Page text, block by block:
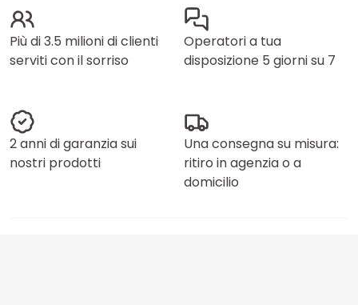
Più di 3.5 milioni di clienti
serviti con il sorriso
Operatori a tua
disposizione 5 giorni su 7
2 anni di garanzia sui
nostri prodotti
Una consegna su misura:
ritiro in agenzia o a
domicilio